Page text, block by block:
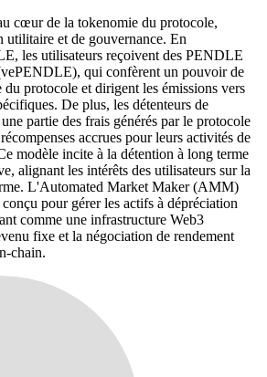
cœur de la tokenomie du protocole,
utilitaire et de gouvernance. En
les utilisateurs reçoivent des PENDLE
qui confèrent un pouvoir de
protocole et dirigent les émissions vers
De plus, les détenteurs de
partie des frais générés par le protocole
accrues pour leurs activités de
modèle incite à la détention à long terme
alignant les intérêts des utilisateurs sur la
L'Automated Market Maker (AMM)
pour gérer les actifs à dépréciation
comme une infrastructure Web3
fixe et la négociation de rendement
chain.